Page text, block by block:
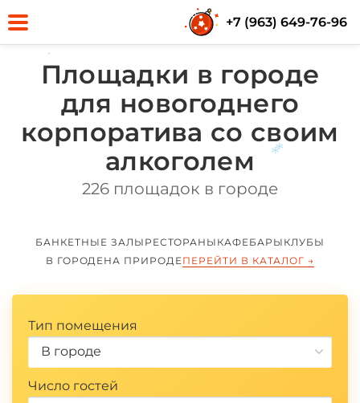
+7 (963) 649-76-96
Площадки в городе
для новогоднего
корпоратива со своим
алкоголем
226 площадок в городе
БАНКЕТНЫЕ ЗАЛЫ РЕСТОРАНЫ КАФЕБАРЫ КЛУБЫ
В ГОРОДЕНА ПРИРОДЕПЕРЕЙТИ В КАТАЛОГ →
Тип помещения
В городе
Число гостей
*
*